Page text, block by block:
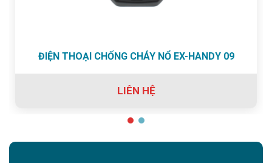
ĐIỆN THOẠI CHỐNG CHÁY NỔ EX-HANDY 09
LIÊN HỆ